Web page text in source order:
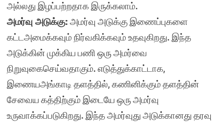
அல்லது இழப்பற்றதாக இருக்கலாம்.
அமர்வு அடுக்கு: அமர்வு அடுக்கு இணைப்புகளை
கட்டஅமைக்கவும் நிர்வகிக்கவும் உதவுகிறது. இந்த
அடுக்கின் முக்கிய பணி ஒரு அமர்வை
நிறுவுகைசெய்வதாகும். எடுத்துக்காட்டாக,
இணையஅங்காடி தளத்தில், கணினிக்கும் தளத்தின்
சேவைய கத்திற்கும் இடையே ஒரு அமர்வு
உருவாக்கப்படுகிறது. இந்த அமர்வுது அடுக்கானது தரவு